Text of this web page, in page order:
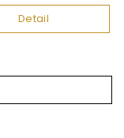
Detail